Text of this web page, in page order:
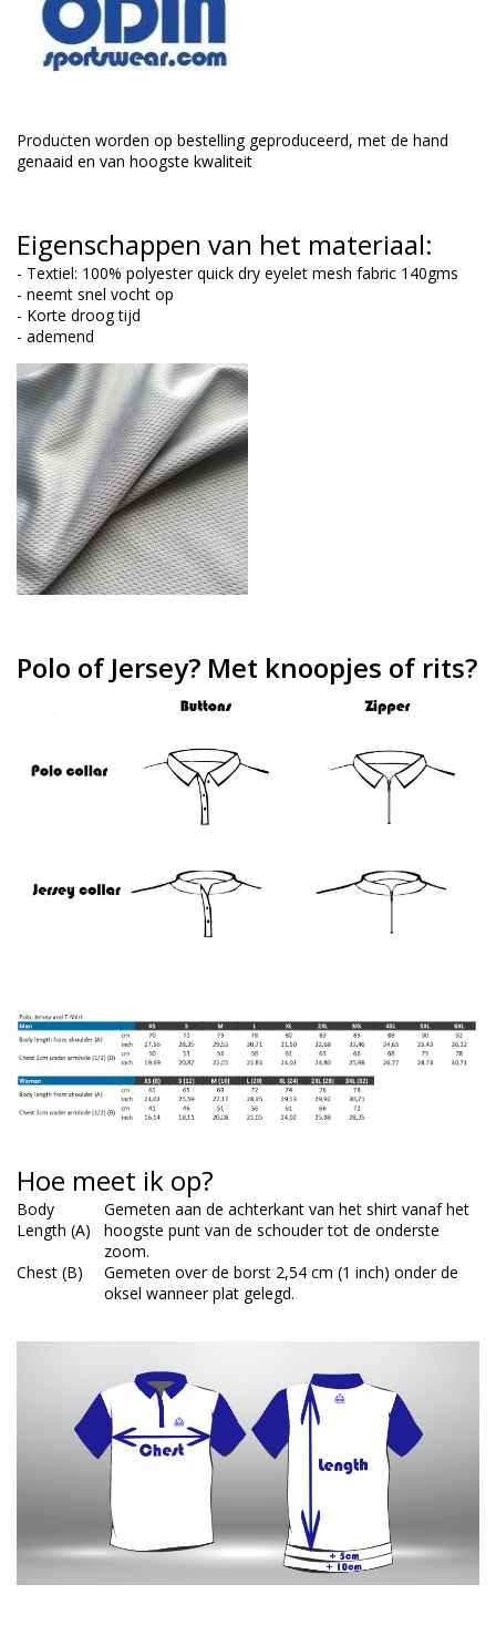
Producten worden op bestelling geproduceerd, met de hand
genaaid en van hoogste kwaliteit
Eigenschappen van het materiaal:
- Textiel: 100% polyester quick dry eyelet mesh fabric 140gms
- neemt snel vocht op
- Korte droog tijd
- ademend
Polo of Jersey? Met knoopjes of rits?
Hoe meet ik op?
Body
Length (A)
Gemeten aan de achterkant van het shirt vanaf het
hoogste punt van de schouder tot de onderste
zoom.
Chest (B)
Gemeten over de borst 2,54 cm (1 inch) onder de
oksel wanneer plat gelegd.